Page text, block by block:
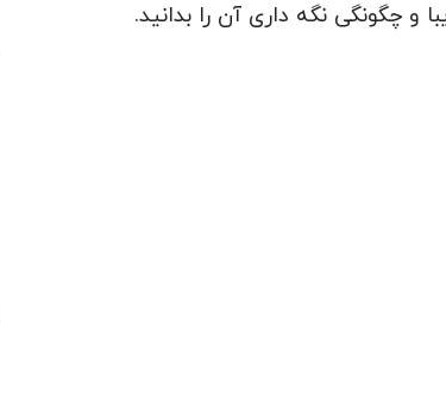
و چگونگی نگه داری آن را بدانید.